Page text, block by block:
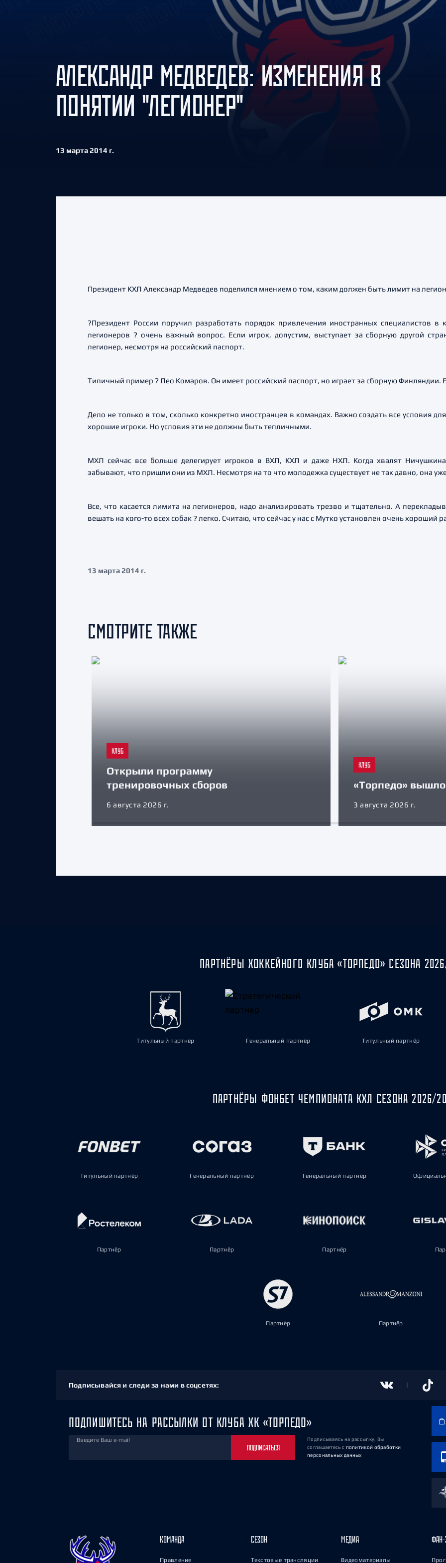
Амур
Барыс
Салават Юлаев
Сибирь
АЛЕКСАНДР МЕДВЕДЕВ: ИЗМЕНЕНИЯ В
ПОНЯТИИ "ЛЕГИОНЕР"
13 марта 2014 г.
Президент КХЛ Александр Медведев поделился мнением о том, каким должен быть лимит на
?Президент России поручил разработать порядок привлечения иностранных специалистов
легионеров ? очень важный вопрос. Если игрок, допустим, выступает за сборную другой
легионер, несмотря на российский паспорт.
Типичный пример ? Лео Комаров. Он имеет российский паспорт, но играет за сборную Финляндии.
Дело не только в том, сколько конкретно иностранцев в командах. Важно создать все условия
хорошие игроки. Но условия эти не должны быть тепличными.
МХЛ сейчас все больше делегирует игроков в ВХЛ, КХЛ и даже НХЛ. Когда хвалят
забывают, что пришли они из МХЛ. Несмотря на то что молодежка существует не так давно, она
Все, что касается лимита на легионеров, надо анализировать трезво и тщательно. А
вешать на кого-то всех собак ? легко. Считаю, что сейчас у нас с Мутко установлен очень хороший
13 марта 2014 г.
СМОТРИТЕ ТАКЖЕ
КЛУБ
Открыли программу
тренировочных сборов
6 августа 2026 г.
КЛУБ
«Торпедо» вышло
3 августа 2026 г.
ПАРТНЁРЫ ХОККЕЙНОГО КЛУБА «ТОРПЕДО» СЕЗОНА
Титульный партнёр Генеральный партнёр Титульный партнёр
ПАРТНЁРЫ ФОНБЕТ ЧЕМПИОНАТА КХЛ СЕЗОНА 2026/
Титульный партнёр Генеральный партнёр Генеральный партнёр
Партнёр Партнёр Партнёр
Партнёр Партнёр
Подписывайся и следи за нами в соцсетях:
ПОДПИШИТЕСЬ НА РАССЫЛКИ ОТ КЛУБА ХК «ТОРПЕДО»
Введите Ваш e-mail
ПОДПИСАТЬСЯ
Подписываясь на рассылку, Вы
соглашаетесь с политикой обработки
персональных данных
КОМАНДА
Правление
СЕЗОН
Текстовые трансляции
МЕДИА
Видеоматериалы
ФАН-